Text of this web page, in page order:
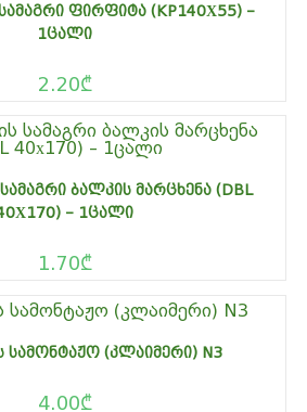
ᲤᲘᲠᲤᲘᲢᲐ (KP140Х55) –
1ᲪᲐᲚᲘ
2.20₾
ᲑᲐᲚᲙᲘᲡ ᲛᲐᲠᲪᲮᲔᲜᲐ (DBL
– 1ᲪᲐᲚᲘ
1.70₾
ᲡᲐᲛᲝᲜᲢᲐᲟᲝ (ᲙᲚᲐᲘᲛᲔᲠᲘ) N3
4.00₾